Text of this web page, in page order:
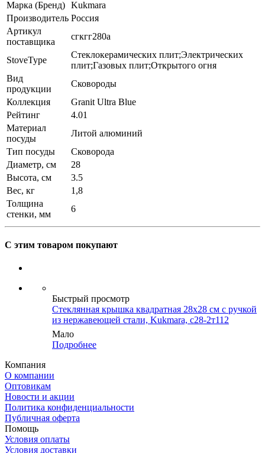
Марка (Бренд) Kukmara
Производитель Россия
Артикул
поставщика
сгкгг280а
StoveType
Стеклокерамических плит;Электрических
плит;Газовых плит;Открытого огня
Вид
продукции
Сковороды
Коллекция
Granit Ultra Blue
Рейтинг
4.01
Материал
посуды
Литой алюминий
Тип посуды
Сковорода
Диаметр, см
28
Высота, см
3.5
Вес, кг
1,8
Толщина
стенки, мм
6
С этим товаром покупают
Быстрый просмотр
Стеклянная крышка квадратная 28х28 см с ручкой
из нержавеющей стали, Kukmara, с28-2т112
Мало
Подробнее
Компания
О компании
Оптовикам
Новости и акции
Политика конфиденциальности
Публичная оферта
Помощь
Условия оплаты
Условия доставки